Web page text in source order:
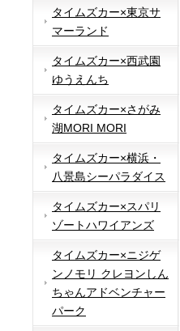
タイムズカー×東京サ
マーランド
タイムズカー×西武園
ゆうえんち
タイムズカー×さがみ
湖MORI MORI
タイムズカー×横浜・
八景島シーパラダイス
タイムズカー×スパリ
ゾートハワイアンズ
タイムズカー×ニジゲ
ンノモリ クレヨンしん
ちゃんアドベンチャー
パーク